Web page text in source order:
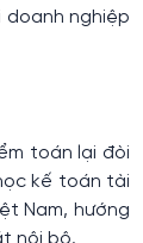
doanh nghiệp
toán lại đòi
kế toán tài
Nam, hướng
nội bộ.